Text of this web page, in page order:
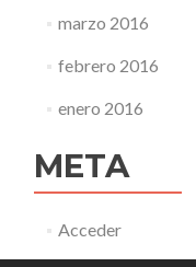
marzo 2016
febrero 2016
enero 2016
META
Acceder